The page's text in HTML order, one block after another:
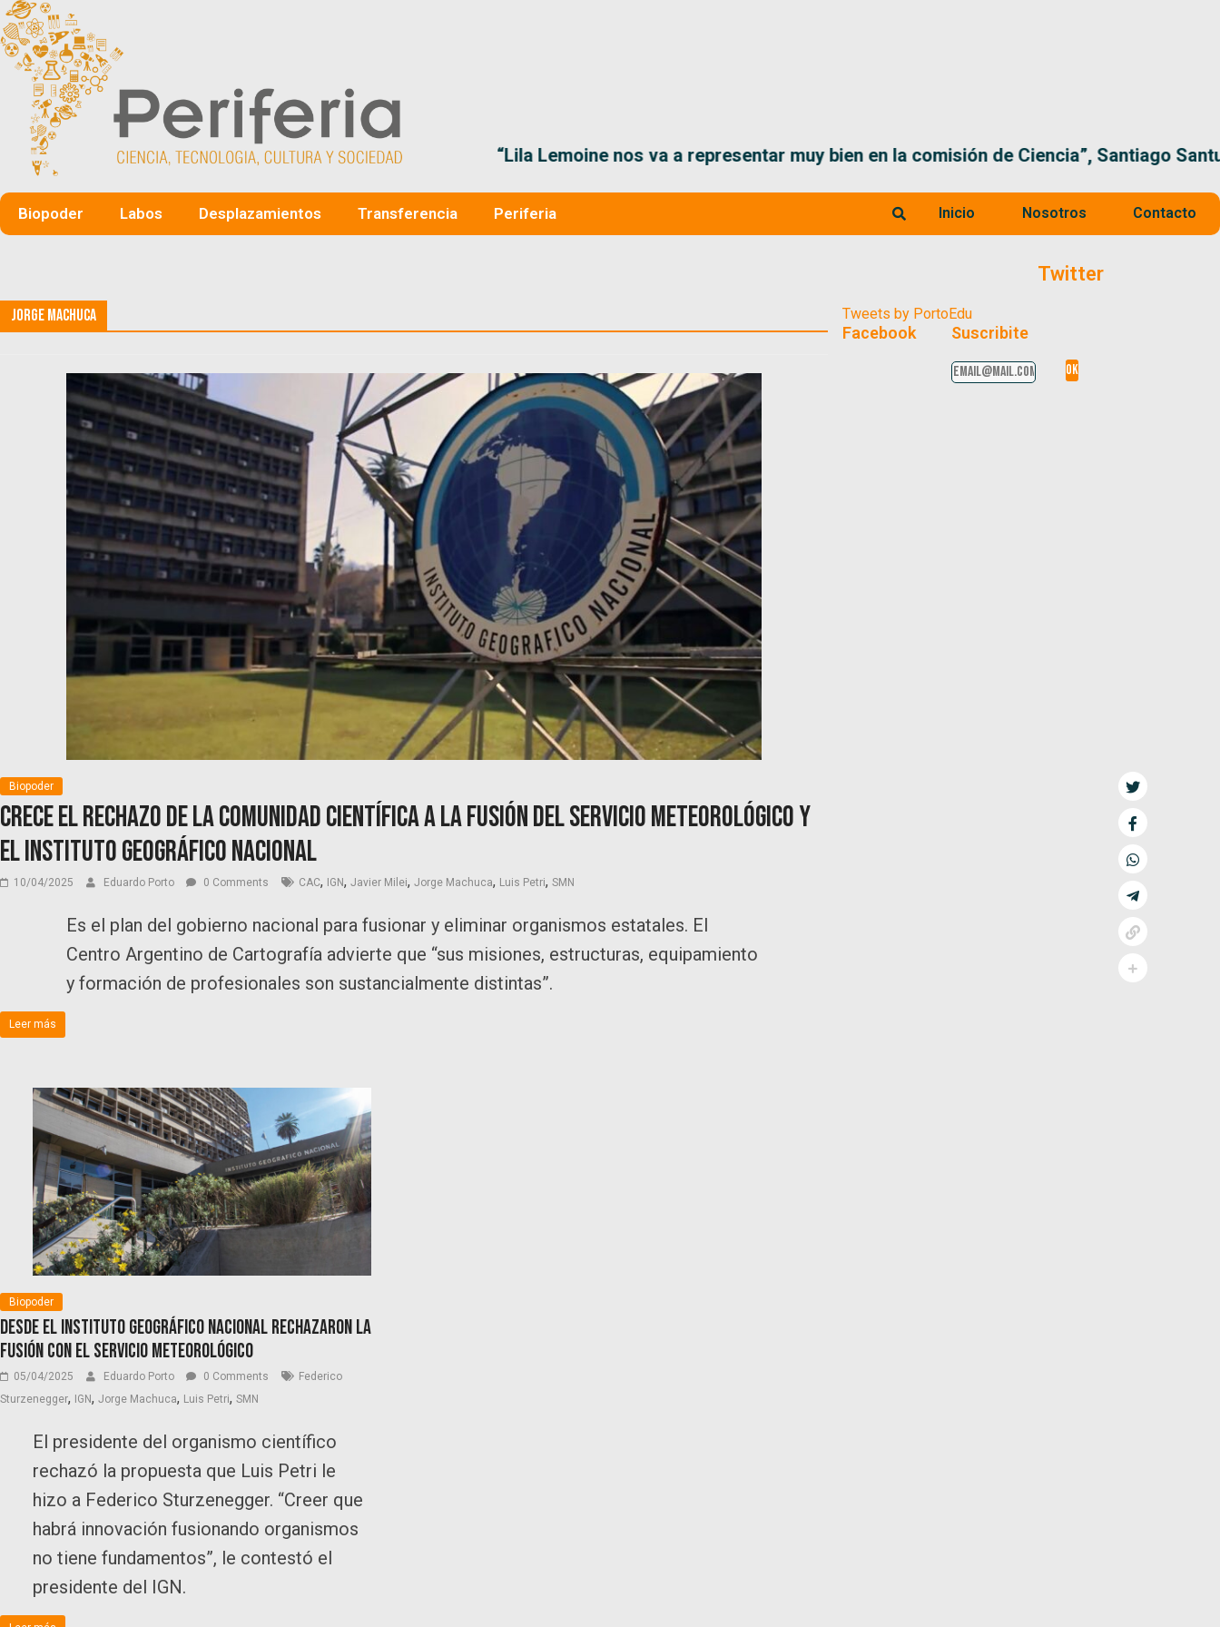
“Lila Lemoine nos va a representar muy bien en la comisión de Ciencia”, Santiago Santurio
Biopoder Labos Desplazamientos Transferencia Periferia Inicio Nosotros Contacto
Jorge Machuca
Biopoder
Crece el rechazo de la comunidad científica a la fusión del Servicio Meteorológico y
el Instituto Geográfico Nacional
10/04/2025 Eduardo Porto 0 Comments CAC, IGN, Javier Milei, Jorge Machuca, Luis Petri, SMN
Es el plan del gobierno nacional para fusionar y eliminar organismos estatales. El
Centro Argentino de Cartografía advierte que “sus misiones, estructuras, equipamiento
y formación de profesionales son sustancialmente distintas”.
Leer más
Biopoder
Desde el Instituto Geográfico Nacional rechazaron la
fusión con el Servicio Meteorológico
05/04/2025 Eduardo Porto 0 Comments
Federico
Sturzenegger, IGN, Jorge Machuca, Luis Petri, SMN
El presidente del organismo científico
rechazó la propuesta que Luis Petri le
hizo a Federico Sturzenegger. “Creer que
habrá innovación fusionando organismos
no tiene fundamentos”, le contestó el
presidente del IGN.
Twitter
Tweets by PortoEdu
Facebook Suscribite